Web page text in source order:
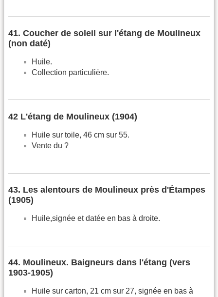
41. Coucher de soleil sur l'étang de Moulineux
(non daté)
Huile.
Collection particulière.
42 L'étang de Moulineux (1904)
Huile sur toile, 46 cm sur 55.
Vente du ?
43. Les alentours de Moulineux près d'Étampes
(1905)
Huile,signée et datée en bas à droite.
44. Moulineux. Baigneurs dans l'étang (vers
1903-1905)
Huile sur carton, 21 cm sur 27, signée en bas à